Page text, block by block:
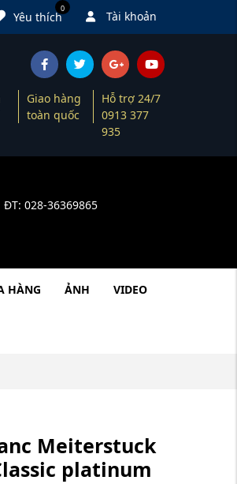
Tài khoản
0
Yêu thích
Giao hàng
toàn quốc
Hỗ trợ 24/7
0913 377
935
028-36369865
HÀNG ẢNH VIDEO
Meiterstuck
platinum